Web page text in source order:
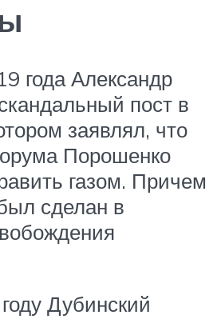
года Александр
пост в
заявлял, что
Порошенко
газом. Причем
сделан в
Дубинский